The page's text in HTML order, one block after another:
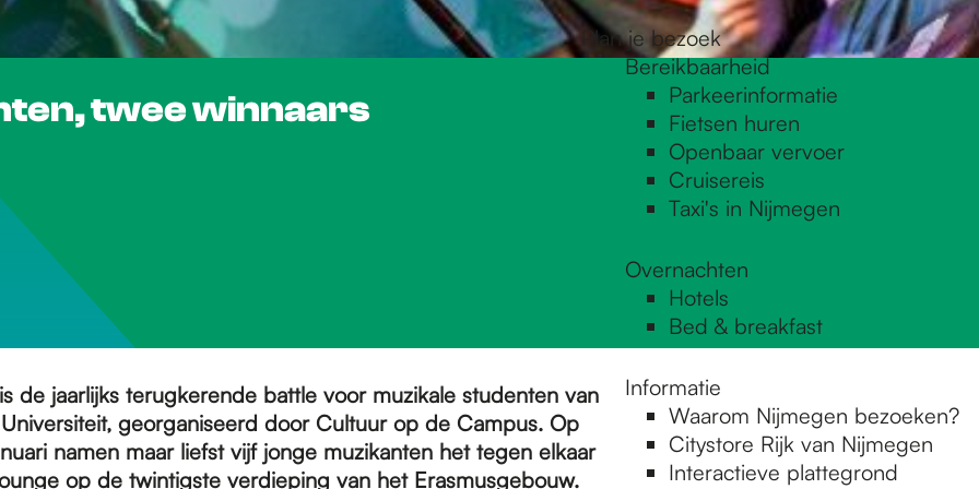
Plan je bezoek
Bereikbaarheid
Parkeerinformatie
Fietsen huren
Openbaar vervoer
Cruisereis
Taxi's in Nijmegen
Overnachten
Hotels
Bed & breakfast
Informatie
Waarom Nijmegen bezoeken?
Citystore Rijk van Nijmegen
Interactieve plattegrond
twee winnaars
de jaarlijks terugkerende battle voor muzikale studenten van
georganiseerd door Cultuur op de Campus. Op
namen maar liefst vijf jonge muzikanten het tegen elkaar
op de twintigste verdieping van het Erasmusgebouw.